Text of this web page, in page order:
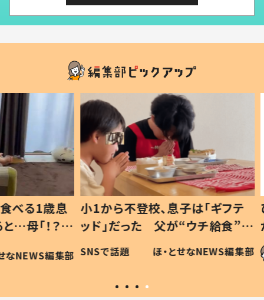
歳息
？」
編集部
小1から不登校、息子は「ギフテ
ッド」だった 父が“ウチ給食”を
作り続ける理由とは #令和の親
#令和の子
SNSで話題 ほ・とせなNEWS編集部
ひ孫
が、抱
「涙が
い」